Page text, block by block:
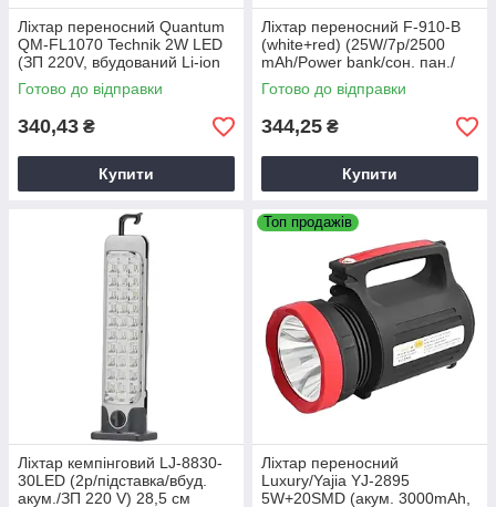
Ліхтар переносний Quantum
QM-FL1070 Technik 2W LED
(ЗП 220V, вбудований Li-ion
акумулятор, 2 режими)
Готово до відправки
340,43 ₴
Купити
Ліхтар переносний F-910-B
(white+red) (25W/7р/2500
mAh/Power bank/сон. пан./
вбуд. акум./ЗП microUSB)
16,5 см,
Готово до відправки
344,25 ₴
Купити
Ліхтар кемпінговий LJ-8830-
30LED (2р/підставка/вбуд.
акум./ЗП 220 V) 28,5 см
Топ продажів
Ліхтар переносний
Luxury/Yajia YJ-2895
5W+20SMD (акум. 3000mAh,